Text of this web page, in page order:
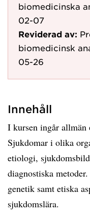
biomedicinska
02-07
Reviderad av:
biomedicinsk
05-26
Innehåll
I kursen ingår allmän
Sjukdomar i olika
etiologi,
diagnostiska
genetik samt etiska
sjukdomslära.